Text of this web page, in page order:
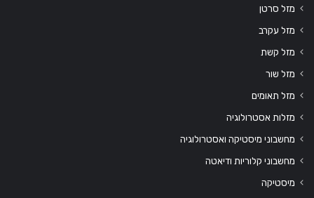
מזל סרטן
מזל עקרב
מזל קשת
מזל שור
מזל תאומים
מזלות אסטרולוגיה
מחשבוני מיסטיקה ואסטרולוגיה
מחשבוני קלוריות ודיאטה
מיסטיקה